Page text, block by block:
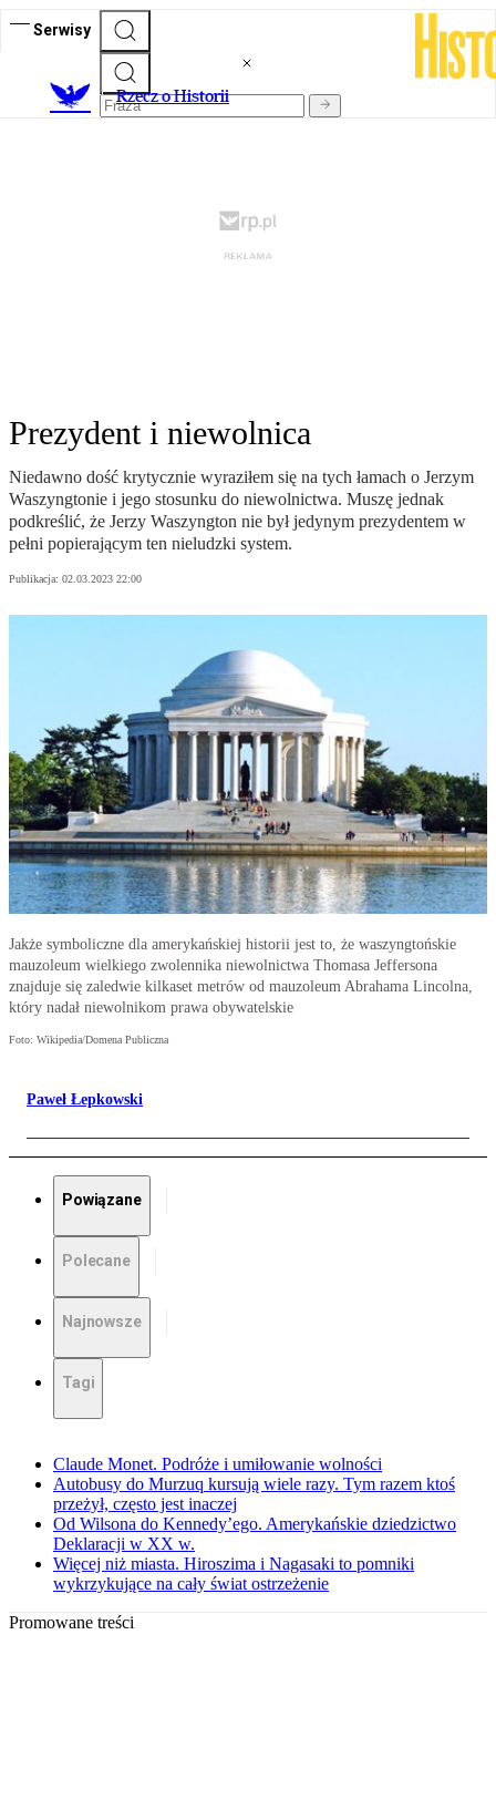
Serwisy
Rzecz o Historii
Prezydent i niewolnica
Niedawno dość krytycznie wyraziłem się na tych łamach o Jerzym
Waszyngtonie i jego stosunku do niewolnictwa. Muszę jednak
podkreślić, że Jerzy Waszyngton nie był jedynym prezydentem w
pełni popierającym ten nieludzki system.
Publikacja: 02.03.2023 22:00
Jakże symboliczne dla amerykańskiej historii jest to, że waszyngtońskie
mauzoleum wielkiego zwolennika niewolnictwa Thomasa Jeffersona
znajduje się zaledwie kilkaset metrów od mauzoleum Abrahama Lincolna,
który nadał niewolnikom prawa obywatelskie
Foto: Wikipedia/Domena Publiczna
Paweł Łepkowski
Powiązane
Polecane
Najnowsze
Tagi
Claude Monet. Podróże i umiłowanie wolności
Autobusy do Murzuq kursują wiele razy. Tym razem ktoś
przeżył, często jest inaczej
Od Wilsona do Kennedy’ego. Amerykańskie dziedzictwo
Deklaracji w XX w.
Więcej niż miasta. Hiroszima i Nagasaki to pomniki
wykrzykujące na cały świat ostrzeżenie
Promowane treści